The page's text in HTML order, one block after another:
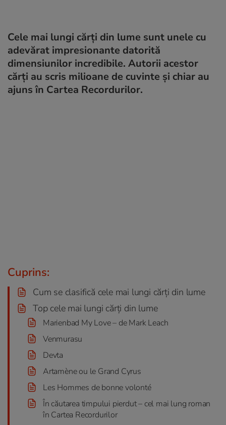
Cele mai lungi cărți din lume sunt unele cu
adevărat impresionante datorită
dimensiunilor incredibile. Autorii acestor
cărți au scris milioane de cuvinte și chiar au
ajuns în Cartea Recordurilor.
Cuprins:
Cum se clasifică cele mai lungi cărți din lume
Top cele mai lungi cărți din lume
Marienbad My Love – de Mark Leach
Venmurasu
Devta
Artamène ou le Grand Cyrus
Les Hommes de bonne volonté
În căutarea timpului pierdut – cel mai lung roman
în Cartea Recordurilor